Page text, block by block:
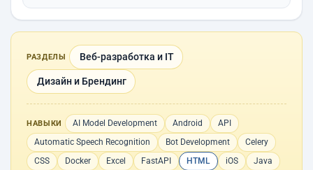
РАЗДЕЛЫ Веб-разработка и IT
Дизайн и Брендинг
НАВЫКИ AI Model Development Android
API
Automatic Speech Recognition
Bot Development
Celery
CSS
Docker Excel FastAPI HTML iOS
Java